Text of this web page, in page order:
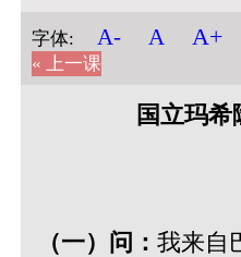
字体: A- A A+
« 上一课
国立玛
（一）问： 我来自